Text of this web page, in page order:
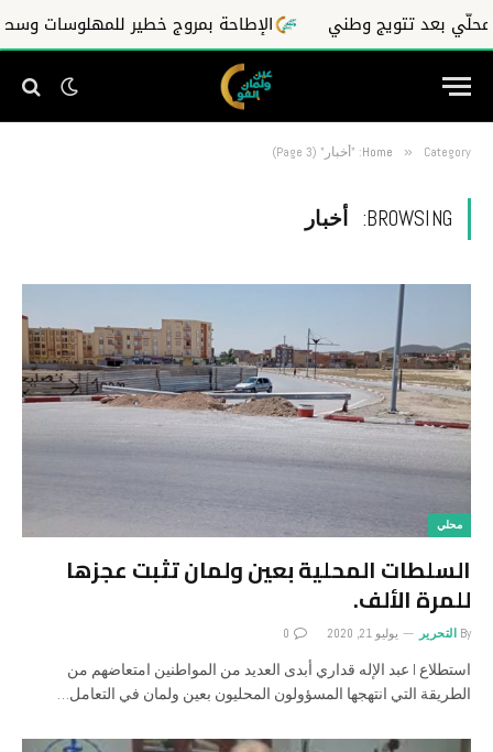
وطني الإطاحة بمروج خطير للمهلوسات وسط مدينة عين
Home » Category: "أخبار" (Page 3)
BROWSING: أخبار
محلي
السلطات المحلية بعين ولمان تثبت عجزها
للمرة اﻷلف.
By التحرير يوليو 21, 2020 0
استطلاع I عبد اﻹله قداري أبدى العديد من المواطنين امتعاضهم من
الطريقة التي انتهجها المسؤولون المحليون بعين ولمان في التعامل…